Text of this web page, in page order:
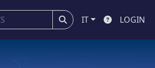
IT LOGIN